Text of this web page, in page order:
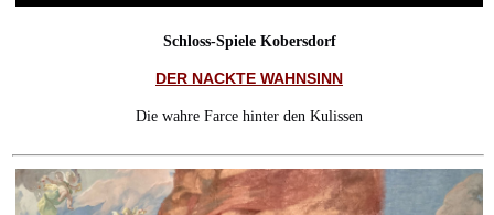
Schloss-Spiele Kobersdorf
DER NACKTE WAHNSINN
Die wahre Farce hinter den Kulissen